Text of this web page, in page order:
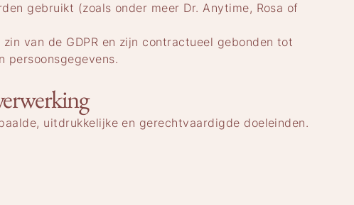
gebruikt (zoals onder meer Dr. Anytime, Rosa of
van de GDPR en zijn contractueel gebonden tot
uitdrukkelijke en gerechtvaardigde doeleinden.